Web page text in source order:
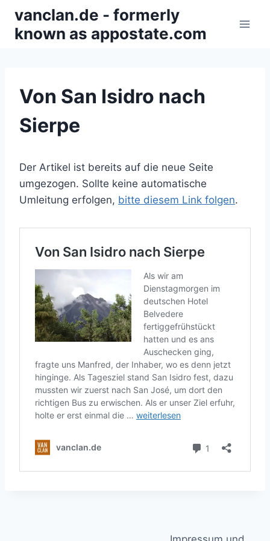
Inhalt
springen
vanclan.de - formerly
known as appostate.com
Von San Isidro nach
Sierpe
Der Artikel ist bereits auf die neue Seite
umgezogen. Sollte keine automatische
Umleitung erfolgen, bitte diesem Link folgen.